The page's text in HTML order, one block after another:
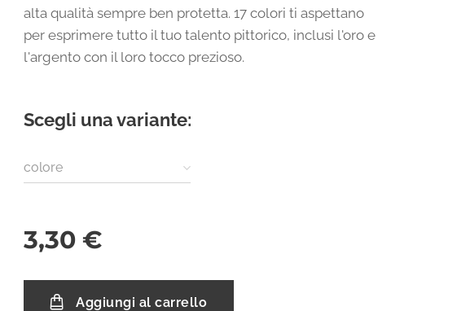
alta qualità sempre ben protetta. 17 colori ti aspettano
per esprimere tutto il tuo talento pittorico, inclusi l'oro e
l'argento con il loro tocco prezioso.
Scegli una variante:
colore
3,30 €
Aggiungi al carrello